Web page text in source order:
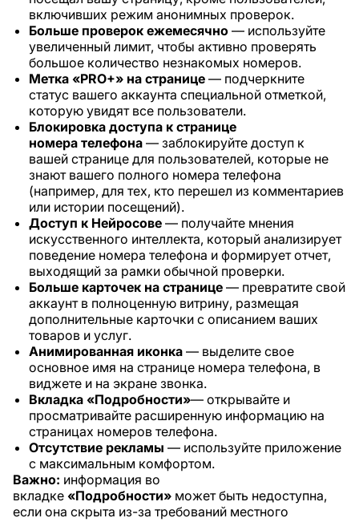
включивших режим анонимных проверок.
Больше проверок ежемесячно — используйте
увеличенный лимит, чтобы активно проверять
большое количество незнакомых номеров.
Метка «PRO+» на странице — подчеркните
статус вашего аккаунта специальной отметкой,
которую увидят все пользователи.
Блокировка доступа к странице
номера телефона — заблокируйте доступ к
вашей странице для пользователей, которые не
знают вашего полного номера телефона
(например, для тех, кто перешел из комментариев
или истории посещений).
Доступ к Нейросове — получайте мнения
искусственного интеллекта, который анализирует
поведение номера телефона и формирует отчет,
выходящий за рамки обычной проверки.
Больше карточек на странице — превратите свой
аккаунт в полноценную витрину, размещая
дополнительные карточки с описанием ваших
товаров и услуг.
Анимированная иконка — выделите свое
основное имя на странице номера телефона, в
виджете и на экране звонка.
Вкладка «Подробности»— открывайте и
просматривайте расширенную информацию на
страницах номеров телефона.
Отсутствие рекламы — используйте приложение
с максимальным комфортом.
Важно: информация во
вкладке «Подробности» может быть недоступна,
если она скрыта из-за требований местного